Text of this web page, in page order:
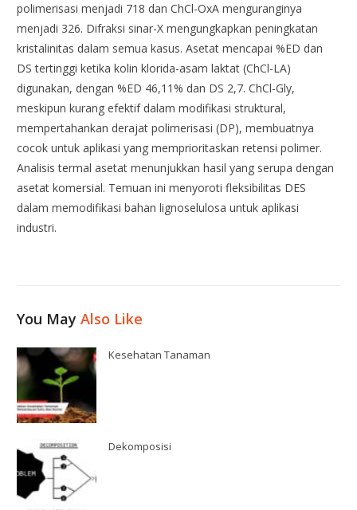
polimerisasi menjadi 718 dan ChCl-OxA menguranginya
menjadi 326. Difraksi sinar-X mengungkapkan peningkatan
kristalinitas dalam semua kasus. Asetat mencapai %ED dan
DS tertinggi ketika kolin klorida-asam laktat (ChCl-LA)
digunakan, dengan %ED 46,11% dan DS 2,7. ChCl-Gly,
meskipun kurang efektif dalam modifikasi struktural,
mempertahankan derajat polimerisasi (DP), membuatnya
cocok untuk aplikasi yang memprioritaskan retensi polimer.
Analisis termal asetat menunjukkan hasil yang serupa dengan
asetat komersial. Temuan ini menyoroti fleksibilitas DES
dalam memodifikasi bahan lignoselulosa untuk aplikasi
industri.
You MayAlso Like
Kesehatan Tanaman
Dekomposisi